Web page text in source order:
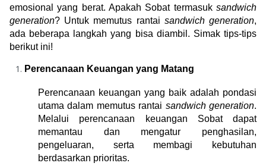
emosional yang berat. Apakah Sobat termasuk sandwich
generation? Untuk memutus rantai sandwich generation,
ada beberapa langkah yang bisa diambil. Simak tips-tips
berikut ini!
Perencanaan Keuangan yang Matang
Perencanaan keuangan yang baik adalah pondasi
utama dalam memutus rantai sandwich generation.
Melalui perencanaan keuangan Sobat dapat
memantau dan mengatur penghasilan,
pengeluaran, serta membagi kebutuhan
berdasarkan prioritas.